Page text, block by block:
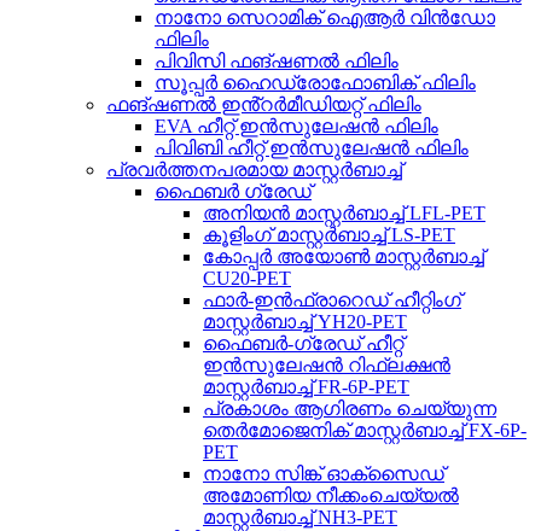
നാനോ സെറാമിക് ഐആർ വിൻഡോ
ഫിലിം
പിവിസി ഫങ്ഷണൽ ഫിലിം
സൂപ്പർ ഹൈഡ്രോഫോബിക് ഫിലിം
ഫങ്ഷണൽ ഇൻ്റർമീഡിയറ്റ് ഫിലിം
EVA ഹീറ്റ് ഇൻസുലേഷൻ ഫിലിം
പിവിബി ഹീറ്റ് ഇൻസുലേഷൻ ഫിലിം
പ്രവർത്തനപരമായ മാസ്റ്റർബാച്ച്
ഫൈബർ ഗ്രേഡ്
അനിയൻ മാസ്റ്റർബാച്ച് LFL-PET
കൂളിംഗ് മാസ്റ്റർബാച്ച് LS-PET
കോപ്പർ അയോൺ മാസ്റ്റർബാച്ച്
CU20-PET
ഫാർ-ഇൻഫ്രാറെഡ് ഹീറ്റിംഗ്
മാസ്റ്റർബാച്ച് YH20-PET
ഫൈബർ-ഗ്രേഡ് ഹീറ്റ്
ഇൻസുലേഷൻ റിഫ്ലക്ഷൻ
മാസ്റ്റർബാച്ച് FR-6P-PET
പ്രകാശം ആഗിരണം ചെയ്യുന്ന
തെർമോജെനിക് മാസ്റ്റർബാച്ച് FX-6P-
PET
നാനോ സിങ്ക് ഓക്സൈഡ്
അമോണിയ നീക്കംചെയ്യൽ
മാസ്റ്റർബാച്ച് NH3-PET